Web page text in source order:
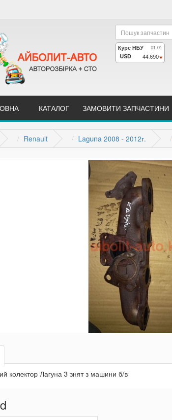
КАТАЛОГ ЗАМОВИТИ ЗАПЧАСТИНИ
Renault Laguna 2008 - 2012г.
колектор Лагуна 3 знят з машини б/в